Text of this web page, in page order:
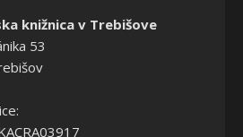
knižnica v Trebišove
53